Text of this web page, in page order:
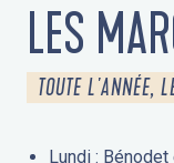
LES
TOUTE L'ANNÉE,
Lundi :